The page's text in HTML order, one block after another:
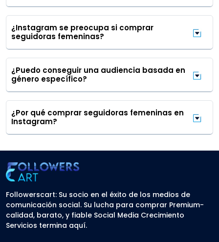
¿Instagram se preocupa si comprar
seguidoras femeninas?
¿Puedo conseguir una audiencia basada en
género específico?
¿Por qué comprar seguidoras femeninas en
Instagram?
Followerscart: Su socio en el éxito de los medios de
comunicación social. Su lucha para comprar Premium-
calidad, barato, y fiable Social Media Crecimiento
Servicios termina aquí.